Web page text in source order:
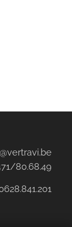
80.68.49